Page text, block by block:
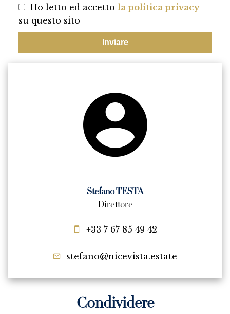
Ho letto ed accetto la politica privacy
su questo sito
Inviare
Stefano TESTA
Direttore
+33 7 67 85 49 42
stefano@nicevista.estate
Condividere